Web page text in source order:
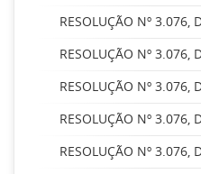
RESOLUÇÃO Nº 3.076,
RESOLUÇÃO Nº 3.076,
RESOLUÇÃO Nº 3.076,
RESOLUÇÃO Nº 3.076,
RESOLUÇÃO Nº 3.076,